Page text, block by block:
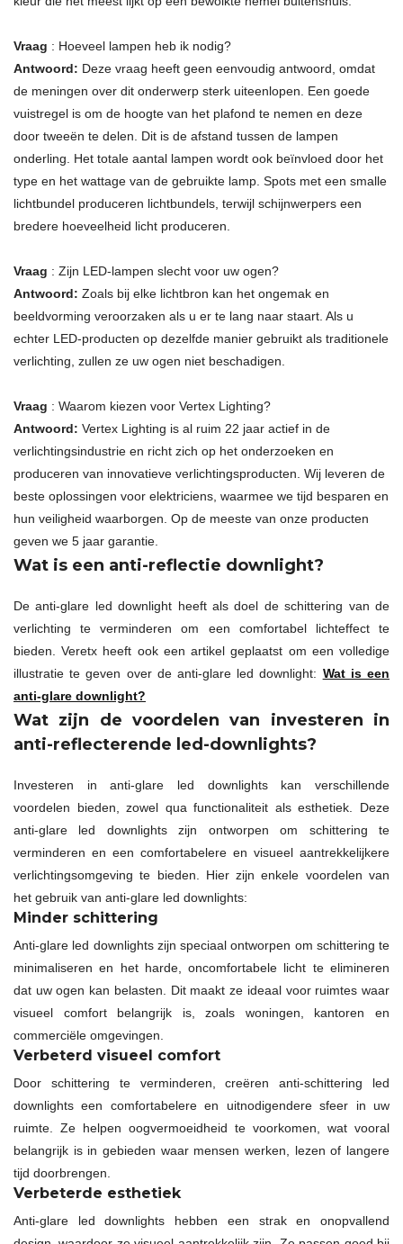
Vraag : Hoeveel lampen heb ik nodig?
Antwoord: Deze vraag heeft geen eenvoudig antwoord, omdat
de meningen over dit onderwerp sterk uiteenlopen. Een goede
vuistregel is om de hoogte van het plafond te nemen en deze
door tweeën te delen. Dit is de afstand tussen de lampen
onderling. Het totale aantal lampen wordt ook beïnvloed door het
type en het wattage van de gebruikte lamp. Spots met een smalle
lichtbundel produceren lichtbundels, terwijl schijnwerpers een
bredere hoeveelheid licht produceren.
Vraag : Zijn LED-lampen slecht voor uw ogen?
Antwoord: Zoals bij elke lichtbron kan het ongemak en
beeldvorming veroorzaken als u er te lang naar staart. Als u
echter LED-producten op dezelfde manier gebruikt als traditionele
verlichting, zullen ze uw ogen niet beschadigen.
Vraag : Waarom kiezen voor Vertex Lighting?
Antwoord: Vertex Lighting is al ruim 22 jaar actief in de
verlichtingsindustrie en richt zich op het onderzoeken en
produceren van innovatieve verlichtingsproducten. Wij leveren de
beste oplossingen voor elektriciens, waarmee we tijd besparen en
hun veiligheid waarborgen. Op de meeste van onze producten
geven we 5 jaar garantie.
Wat is een anti-reflectie downlight?
De anti-glare led downlight heeft als doel de schittering van de
verlichting te verminderen om een comfortabel lichteffect te
bieden. Veretx heeft ook een artikel geplaatst om een volledige
illustratie te geven over de anti-glare led downlight: Wat is een
anti-glare downlight?
Wat zijn de voordelen van investeren in
anti-reflecterende led-downlights?
Investeren in anti-glare led downlights kan verschillende
voordelen bieden, zowel qua functionaliteit als esthetiek. Deze
anti-glare led downlights zijn ontworpen om schittering te
verminderen en een comfortabelere en visueel aantrekkelijkere
verlichtingsomgeving te bieden. Hier zijn enkele voordelen van
het gebruik van anti-glare led downlights:
Minder schittering
Anti-glare led downlights zijn speciaal ontworpen om schittering te
minimaliseren en het harde, oncomfortabele licht te elimineren
dat uw ogen kan belasten. Dit maakt ze ideaal voor ruimtes waar
visueel comfort belangrijk is, zoals woningen, kantoren en
commerciële omgevingen.
Verbeterd visueel comfort
Door schittering te verminderen, creëren anti-schittering led
downlights een comfortabelere en uitnodigendere sfeer in uw
ruimte. Ze helpen oogvermoeidheid te voorkomen, wat vooral
belangrijk is in gebieden waar mensen werken, lezen of langere
tijd doorbrengen.
Verbeterde esthetiek
Anti-glare led downlights hebben een strak en onopvallend